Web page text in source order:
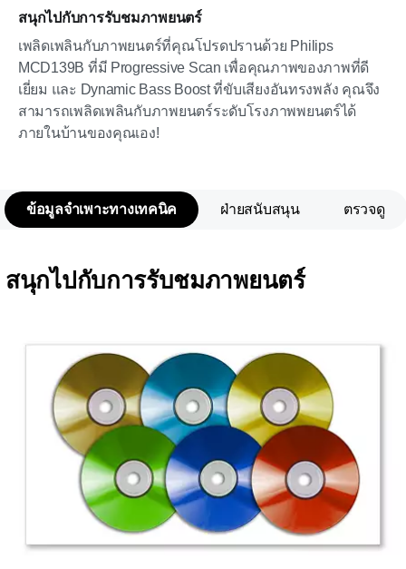
สนุกไปกับการรับชมภาพยนตร์
เพลิดเพลินกับภาพยนตร์ที่คุณโปรดปรานด้วย Philips
MCD139B ที่มี Progressive Scan เพื่อคุณภาพของภาพที่ดี
เยี่ยม และ Dynamic Bass Boost ที่ขับเสียงอันทรงพลัง คุณจึง
สามารถเพลิดเพลินกับภาพยนตร์ระดับโรงภาพพยนตร์ได้
ภายในบ้านของคุณเอง!
ข้อมูลจำเพาะทางเทคนิค ฝ่ายสนับสนุน ตรวจดู
สนุกไปกับการรับชมภาพยนตร์